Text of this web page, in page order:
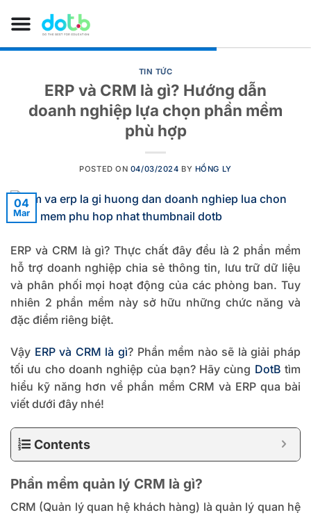
TIN TỨC
ERP và CRM là gì? Hướng dẫn
doanh nghiệp lựa chọn phần mềm
phù hợp
POSTED ON 04/03/2024 BY HỒNG LY
04
Mar
ERP và CRM là gì? Thực chất đây đều là 2 phần mềm
hỗ trợ doanh nghiệp chia sẻ thông tin, lưu trữ dữ liệu
và phân phối mọi hoạt động của các phòng ban. Tuy
nhiên 2 phần mềm này sở hữu những chức năng và
đặc điểm riêng biệt.
Vậy ERP và CRM là gì? Phần mềm nào sẽ là giải pháp
tối ưu cho doanh nghiệp của bạn? Hãy cùng DotB tìm
hiểu kỹ năng hơn về phần mềm CRM và ERP qua bài
viết dưới đây nhé!
Contents
Phần mềm quản lý CRM là gì?
CRM (Quản lý quan hệ khách hàng) là quản lý quan hệ